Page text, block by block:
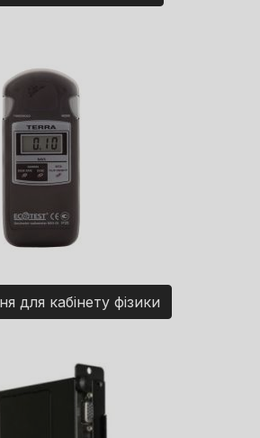
для кабінету фізики